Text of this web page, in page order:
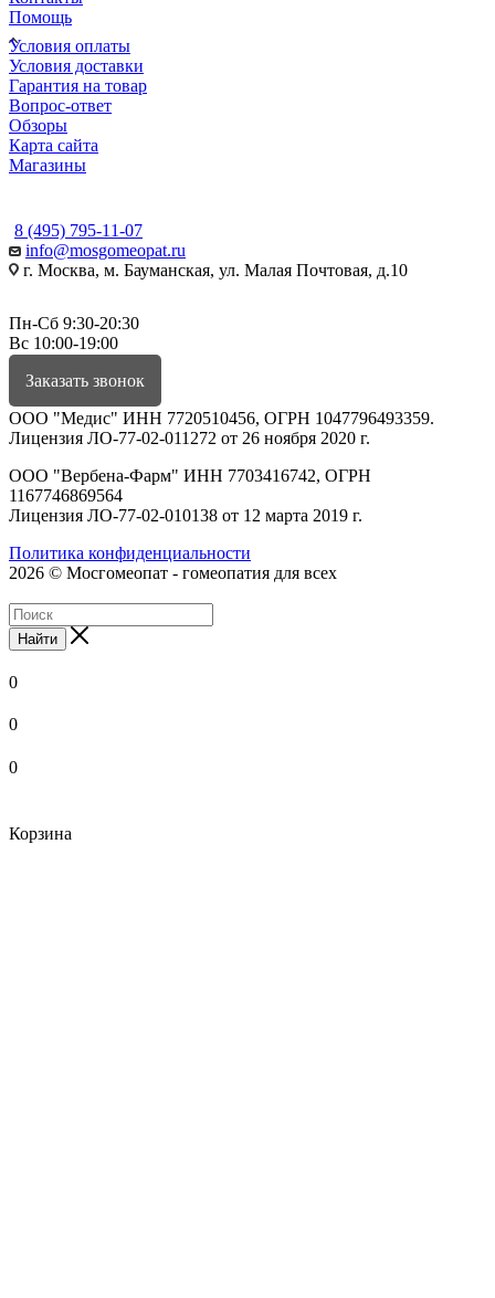
Помощь
Условия оплаты
Условия доставки
Гарантия на товар
Вопрос-ответ
Обзоры
Карта сайта
Магазины
8 (495) 795-11-07
info@mosgomeopat.ru
г. Москва, м. Бауманская, ул. Малая Почтовая, д.10
Пн-Сб 9:30-20:30
Вс 10:00-19:00
Заказать звонок
ООО "Медис" ИНН 7720510456, ОГРН 1047796493359.
Лицензия ЛО-77-02-011272 от 26 ноября 2020 г.
ООО "Вербена-Фарм" ИНН 7703416742, ОГРН
1167746869564
Лицензия ЛО-77-02-010138 от 12 марта 2019 г.
Политика конфиденциальности
2026 © Мосгомеопат - гомеопатия для всех
Найти
0
0
0
Корзина